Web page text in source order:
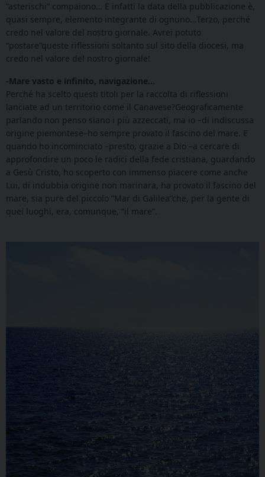
“asterischi” compaiono… E infatti la data della pubblicazione è,
quasi sempre, elemento integrante di ognuno…Terzo, perché
credo nel valore del nostro giornale. Avrei potuto
“postare”queste riflessioni soltanto sul sito della diocesi, ma
credo nel valore del nostro giornale!
-Mare vasto e infinito, navigazione…
Perché ha scelto questi titoli per la raccolta di riflessioni
lanciate ad un territorio come il Canavese?Geograficamente
parlando non penso siano i più azzeccati, ma io –di indiscussa
origine piemontese–ho sempre provato il fascino del mare. E
quando ho incominciato –presto, grazie a Dio –a cercare di
approfondire un poco le radici della fede cristiana, guardando
a Gesù Cristo, ho scoperto con immenso piacere come anche
Lui, di indubbia origine non marinara, ha provato il fascino del
mare, sia pure del piccolo “Mar di Galilea”che, per la gente di
quei luoghi, era, comunque, “il mare”.